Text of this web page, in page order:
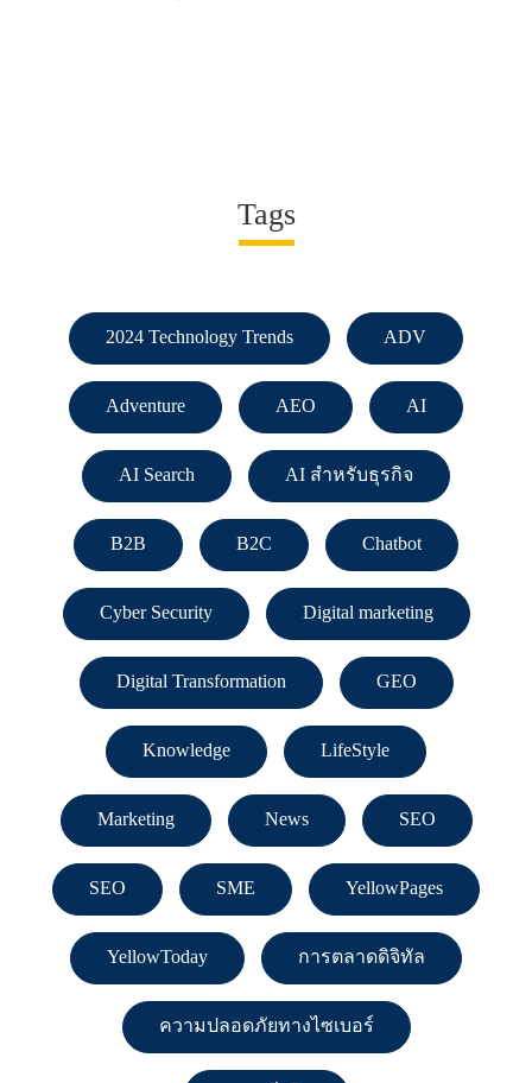
Tags
2024 Technology Trends ADV
Adventure AEO AI
AI Search AI สำหรับธุรกิจ
B2B B2C Chatbot
Cyber Security Digital marketing
Digital Transformation GEO
Knowledge LifeStyle
Marketing News SEO
SEO SME YellowPages
YellowToday การตลาดดิจิทัล
ความปลอดภัยทางไซเบอร์